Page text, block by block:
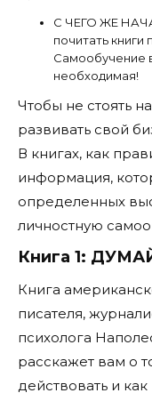
С ЧЕГО ЖЕ
почитать
Самообучение
необходимая!
Чтобы не стоять
развивать свой
В книгах, как
информация,
определенных
личностную
Книга 1:
Книга
писателя,
психолога
расскажет вам о
действовать и как